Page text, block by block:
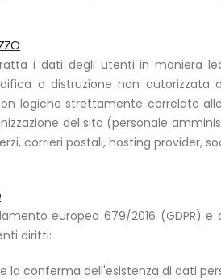
i dati degli utenti in maniera
o distruzione non
logiche strettamente correlate
del sito (personale
corrieri postali, hosting provider,
europeo 679/2016 (GDPR)
diritti:
la conferma dell'esistenza di dati